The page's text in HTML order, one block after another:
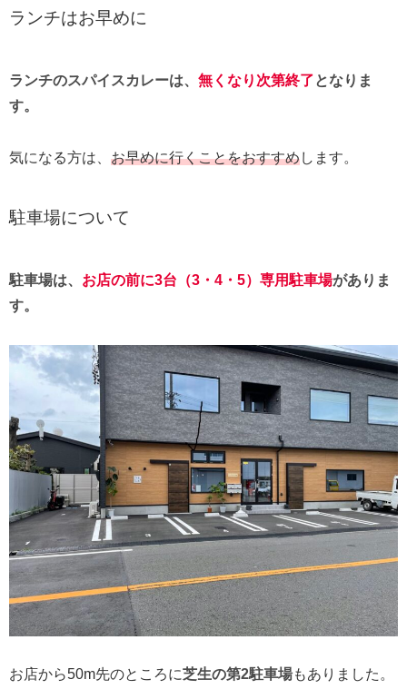
ランチはお早めに
ランチのスパイスカレーは、 無くなり次第終了となりま
す。
気になる方は、 お早めに行くことをおすすめします。
駐車場について
駐車場は、 お店の前に3台（3・4・5）専用駐車場がありま
す。
お店から50m先のところに芝生の第2駐車場もありました。